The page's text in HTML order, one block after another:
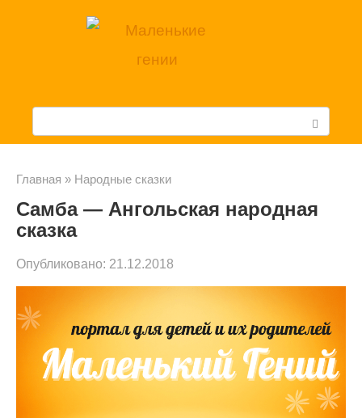
с
Главная » Народные сказки
Самба — Ангольская народная
сказка
Опубликовано: 21.12.2018